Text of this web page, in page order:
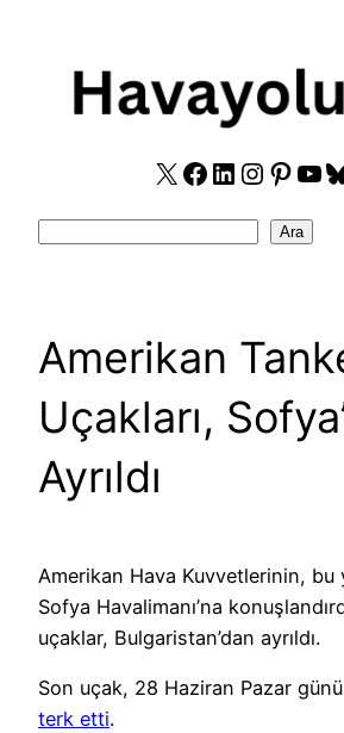
X Facebook
LinkedIn
Ara
Amerikan
Uçakları,
Ayrıldı
Amerikan Hava Kuvvetlerinin, bu
Sofya Havalimanı’na
uçaklar, Bulgaristan’dan ayrıldı.
Son uçak, 28 Haziran Pazar günü
terk etti.